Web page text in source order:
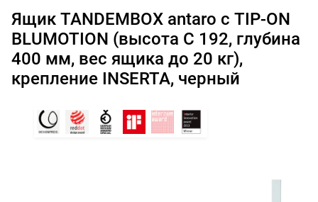
Ящик TANDEMBOX antaro с TIP-ON
BLUMOTION (высота С 192, глубина
400 мм, вес ящика до 20 кг),
крепление INSERTA, черный